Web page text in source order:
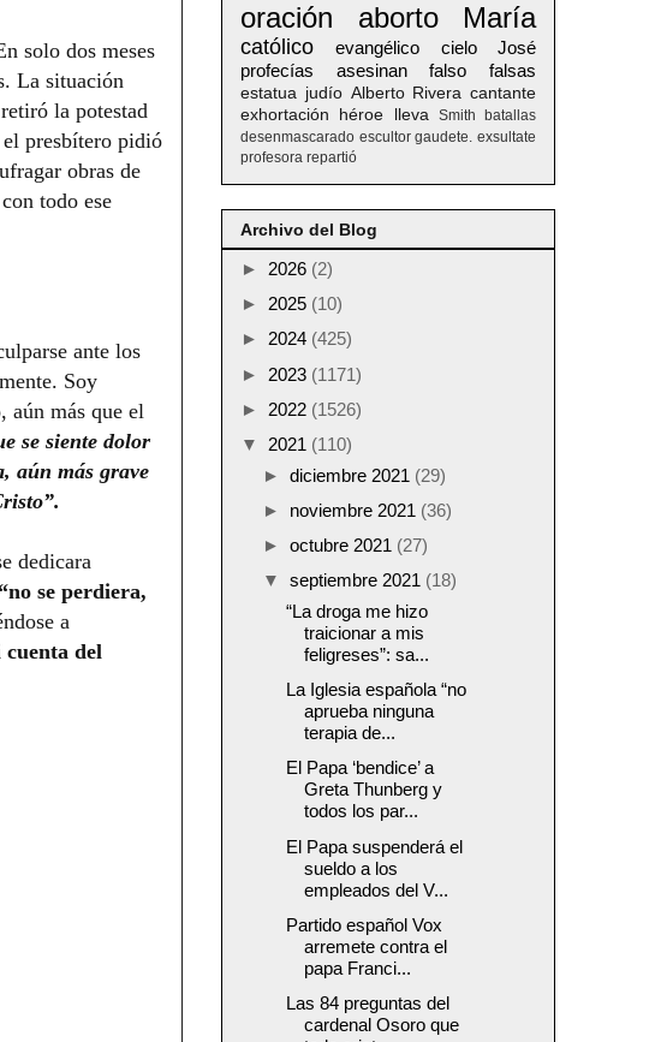
solo dos meses
La situación
la potestad
presbítero pidió
obras de
todo ese
ante los
Soy
aún más que el
se siente dolor
aún más grave
dedicara
“no se perdiera,
a
del
oración aborto María
católico evangélico cielo
José
profecías
asesinan falso falsas
estatua judío Alberto Rivera cantante
exhortación
héroe lleva Smith
batallas
desenmascarado escultor gaudete. exsultate
profesora repartió
Archivo del Blog
► 2026 (2)
► 2025 (10)
► 2024 (425)
► 2023 (1171)
► 2022 (1526)
▼ 2021 (110)
► diciembre 2021 (29)
► noviembre 2021 (36)
► octubre 2021 (27)
▼ septiembre 2021 (18)
“La droga me hizo
traicionar a mis
feligreses”: sa...
La Iglesia española “no
aprueba ninguna
terapia de...
El Papa ‘bendice’ a
Greta Thunberg y
todos los par...
El Papa suspenderá el
sueldo a los
empleados del V...
Partido español Vox
arremete contra el
papa Franci...
Las 84 preguntas del
cardenal Osoro que